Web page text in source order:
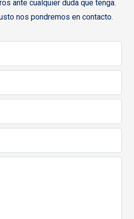
ante cualquier duda que tenga.
nos pondremos en contacto.